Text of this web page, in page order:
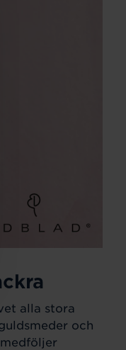
alla stora
och